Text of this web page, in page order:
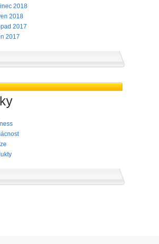
2018
2018
2017
2017